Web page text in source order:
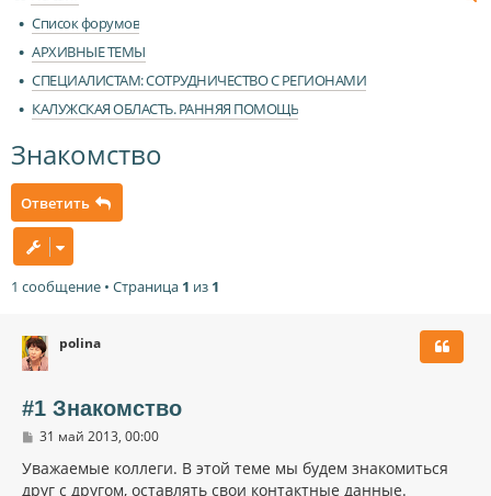
Список форумов
АРХИВНЫЕ ТЕМЫ
СПЕЦИАЛИСТАМ: СОТРУДНИЧЕСТВО С РЕГИОНАМИ
КАЛУЖСКАЯ ОБЛАСТЬ. РАННЯЯ ПОМОЩЬ
Знакомство
Ответить
1 сообщение • Страница 1 из 1
polina
#1 Знакомство
С
о
31 май 2013, 00:00
Уважаемые коллеги. В этой теме мы будем знакомиться
друг с другом, оставлять свои контактные данные.